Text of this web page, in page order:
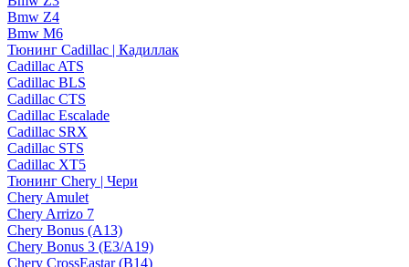
Bmw Z4
Bmw М6
Тюнинг Cadillac | Кадиллак
Cadillac ATS
Cadillac BLS
Cadillac CTS
Cadillac Escalade
Cadillac SRX
Cadillac STS
Cadillac XT5
Тюнинг Chery | Чери
Chery Amulet
Chery Arrizo 7
Chery Bonus (A13)
Chery Bonus 3 (E3/A19)
Chery CrossEastar (B14)